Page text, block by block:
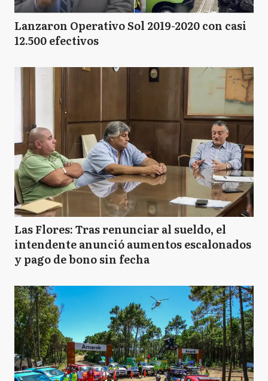
Lanzaron Operativo Sol 2019-2020 con casi
12.500 efectivos
Las Flores: Tras renunciar al sueldo, el
intendente anunció aumentos escalonados
y pago de bono sin fecha